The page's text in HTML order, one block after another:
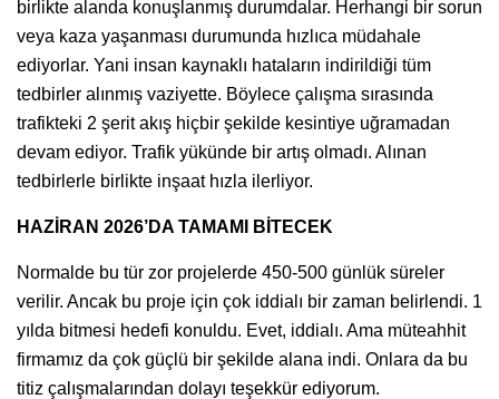
birlikte alanda konuşlanmış durumdalar. Herhangi bir sorun
veya kaza yaşanması durumunda hızlıca müdahale
ediyorlar. Yani insan kaynaklı hataların indirildiği tüm
tedbirler alınmış vaziyette. Böylece çalışma sırasında
trafikteki 2 şerit akış hiçbir şekilde kesintiye uğramadan
devam ediyor. Trafik yükünde bir artış olmadı. Alınan
tedbirlerle birlikte inşaat hızla ilerliyor.
HAZİRAN 2026’DA TAMAMI BİTECEK
Normalde bu tür zor projelerde 450-500 günlük süreler
verilir. Ancak bu proje için çok iddialı bir zaman belirlendi. 1
yılda bitmesi hedefi konuldu. Evet, iddialı. Ama müteahhit
firmamız da çok güçlü bir şekilde alana indi. Onlara da bu
titiz çalışmalarından dolayı teşekkür ediyorum.